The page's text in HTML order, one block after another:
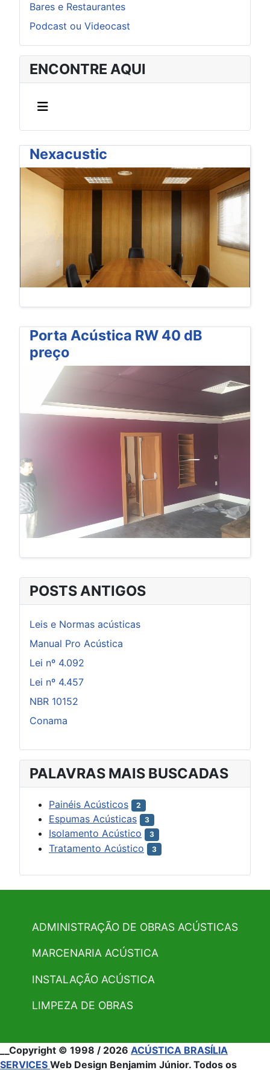
Bares e Restaurantes
Podcast ou Videocast
ENCONTRE AQUI
Nexacustic
Porta Acústica RW 40 dB
preço
POSTS ANTIGOS
Leis e Normas acústicas
Manual Pro Acústica
Lei nº 4.092
Lei nº 4.457
NBR 10152
Conama
PALAVRAS MAIS BUSCADAS
Painéis Acústicos 2
Espumas Acústicas 3
Isolamento Acústico 3
Tratamento Acústico 3
ADMINISTRAÇÃO DE OBRAS ACÚSTICAS
MARCENARIA ACÚSTICA
INSTALAÇÃO ACÚSTICA
LIMPEZA DE OBRAS
__Copyright © 1998 / 2026 ACÚSTICA BRASÍLIA
SERVICES Web Design Benjamim Júnior. Todos os